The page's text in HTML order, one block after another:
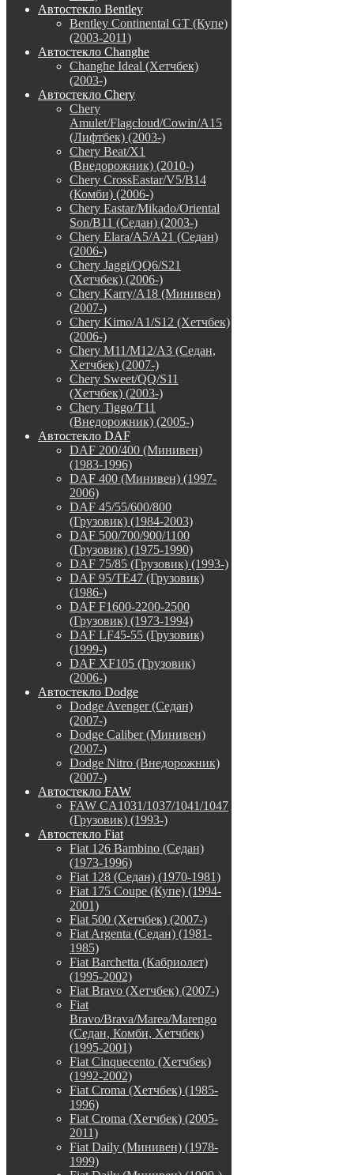
Автостекло Bentley
Bentley Continental GT (Купе)
(2003-2011)
Автостекло Changhe
Changhe Ideal (Хетчбек)
(2003-)
Автостекло Chery
Chery
Amulet/Flagcloud/Cowin/A15
(Лифтбек) (2003-)
Chery Beat/X1
(Внедорожник) (2010-)
Chery CrossEastar/V5/B14
(Комби) (2006-)
Chery Eastar/Mikado/Oriental
Son/B11 (Седан) (2003-)
Chery Elara/A5/A21 (Седан)
(2006-)
Chery Jaggi/QQ6/S21
(Хетчбек) (2006-)
Chery Karry/A18 (Минивен)
(2007-)
Chery Kimo/A1/S12 (Хетчбек)
(2006-)
Chery M11/M12/A3 (Седан,
Хетчбек) (2007-)
Chery Sweet/QQ/S11
(Хетчбек) (2003-)
Chery Tiggo/T11
(Внедорожник) (2005-)
Автостекло DAF
DAF 200/400 (Минивен)
(1983-1996)
DAF 400 (Минивен) (1997-
2006)
DAF 45/55/600/800
(Грузовик) (1984-2003)
DAF 500/700/900/1100
(Грузовик) (1975-1990)
DAF 75/85 (Грузовик) (1993-)
DAF 95/TE47 (Грузовик)
(1986-)
DAF F1600-2200-2500
(Грузовик) (1973-1994)
DAF LF45-55 (Грузовик)
(1999-)
DAF XF105 (Грузовик)
(2006-)
Автостекло Dodge
Dodge Avenger (Седан)
(2007-)
Dodge Caliber (Минивен)
(2007-)
Dodge Nitro (Внедорожник)
(2007-)
Автостекло FAW
FAW CA1031/1037/1041/1047
(Грузовик) (1993-)
Автостекло Fiat
Fiat 126 Bambino (Седан)
(1973-1996)
Fiat 128 (Седан) (1970-1981)
Fiat 175 Coupe (Купе) (1994-
2001)
Fiat 500 (Хетчбек) (2007-)
Fiat Argenta (Седан) (1981-
1985)
Fiat Barchetta (Кабриолет)
(1995-2002)
Fiat Bravo (Хетчбек) (2007-)
Fiat
Bravo/Brava/Marea/Marengo
(Седан, Комби, Хетчбек)
(1995-2001)
Fiat Cinquecento (Хетчбек)
(1992-2002)
Fiat Croma (Хетчбек) (1985-
1996)
Fiat Croma (Хетчбек) (2005-
2011)
Fiat Daily (Минивен) (1978-
1999)